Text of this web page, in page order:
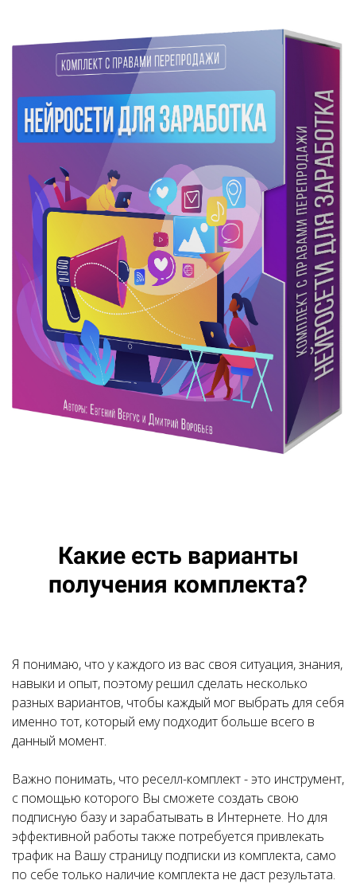
Какие есть варианты
получения комплекта?
Я понимаю, что у каждого из вас своя ситуация, знания,
навыки и опыт, поэтому решил сделать несколько
разных вариантов, чтобы каждый мог выбрать для себя
именно тот, который ему подходит больше всего в
данный момент.
Важно понимать, что реселл-комплект - это инструмент,
с помощью которого Вы сможете создать свою
подписную базу и зарабатывать в Интернете. Но для
эффективной работы также потребуется привлекать
трафик на Вашу страницу подписки из комплекта, само
по себе только наличие комплекта не даст результата.